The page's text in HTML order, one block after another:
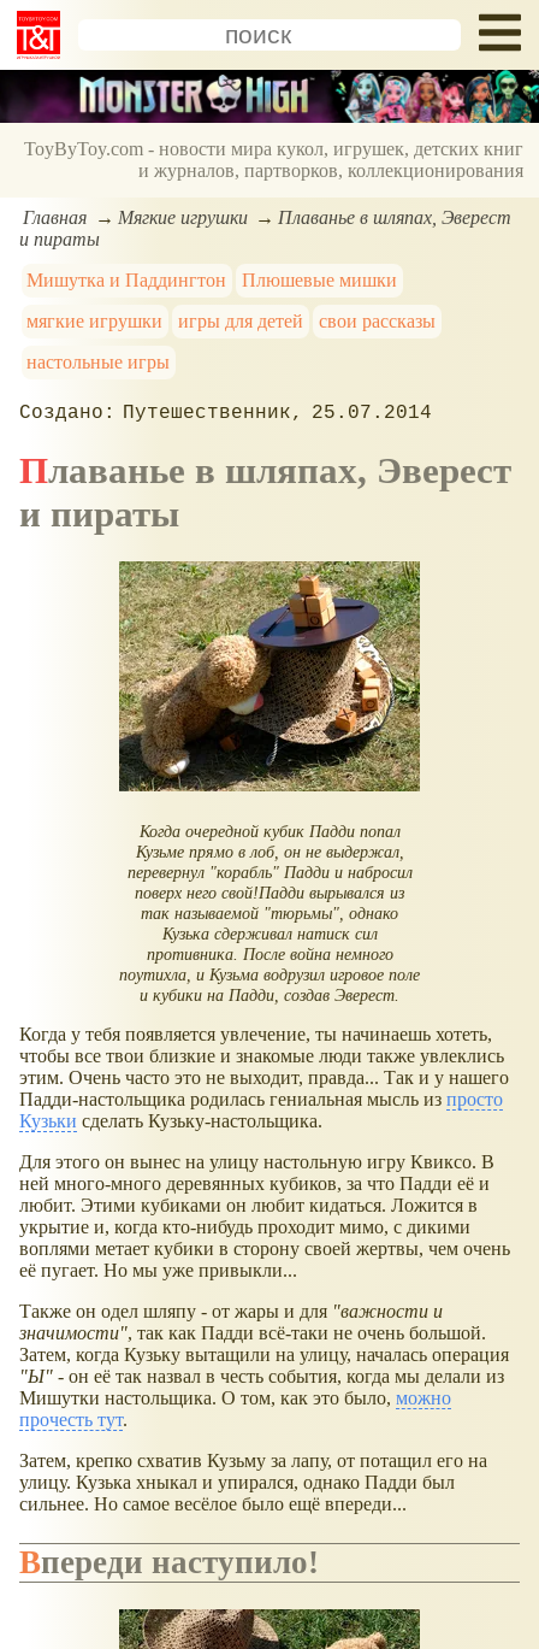
ToyByToy.com - новости мира кукол, игрушек, детских книг
и журналов, партворков, коллекционирования
Главная Мягкие игрушки
Плаванье в шляпах, Эверест
и пираты
Мишутка и Паддингтон
Плюшевые мишки
мягкие игрушки
игры для детей
свои рассказы
настольные игры
Путешественник 25.07.2014
Плаванье в шляпах, Эверест
и пираты
Когда очередной кубик Падди попал
Кузьме прямо в лоб, он не выдержал,
перевернул "корабль"Падди и набросил
поверх него свой!Падди вырывался из
так называемой "тюрьмы", однако
Кузька сдерживал натиск сил
противника. После война немного
поутихла, и Кузьма водрузил игровое поле
и кубики на Падди, создав Эверест.
Когда у тебя появляется увлечение, ты начинаешь хотеть,
чтобы все твои близкие и знакомые люди также увлеклись
этим. Очень часто это не выходит, правда... Так и у нашего
Падди-настольщика родилась гениальная мысль из просто
Кузьки сделать Кузьку-настольщика.
Для этого он вынес на улицу настольную игру Квиксо. В
ней много-много деревянных кубиков, за что Падди её и
любит. Этими кубиками он любит кидаться. Ложится в
укрытие и, когда кто-нибудь проходит мимо, с дикими
воплями метает кубики в сторону своей жертвы, чем очень
её пугает. Но мы уже привыкли...
Также он одел шляпу - от жары и для "важности и
значимости", так как Падди всё-таки не очень большой.
Затем, когда Кузьку вытащили на улицу, началась операция
"Ы" - он её так назвал в честь события, когда мы делали из
Мишутки настольщика. О том, как это было, можно
прочесть тут.
Затем, крепко схватив Кузьму за лапу, от потащил его на
улицу. Кузька хныкал и упирался, однако Падди был
сильнее. Но самое весёлое было ещё впереди...
Впереди наступило!